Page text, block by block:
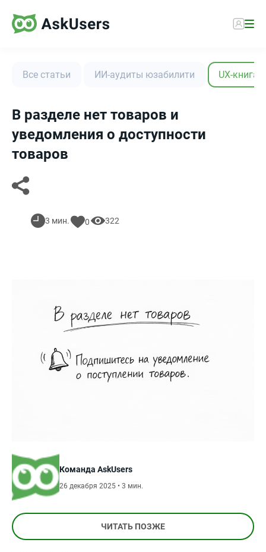
Все статьи ИИ-аудиты юзабилити UX-книга
В разделе нет товаров и
уведомления о доступности
товаров
3 мин. 0 322
Команда AskUsers
26 декабря 2025 • 3 мин.
ЧИТАТЬ ПОЗЖЕ